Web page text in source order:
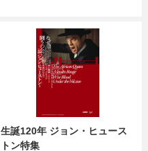
生誕120年 ジョン・ヒュース
トン特集